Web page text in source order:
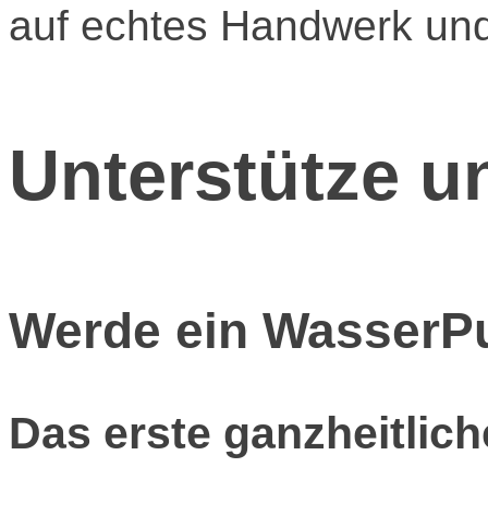
auf echtes Handwerk
Unterstütze
Werde ein
Das erste